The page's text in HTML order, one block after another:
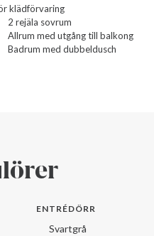
klädförvaring
2 rejäla sovrum
Allrum med utgång till balkong
Badrum med dubbeldusch
ENTRÉDÖRR
Svartgrå